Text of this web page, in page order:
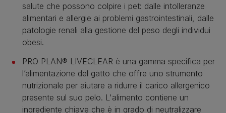
salute che possono colpire i pet: dalle intolleranze
alimentari e allergie ai problemi gastrointestinali, dalle
patologie renali alla gestione del peso degli individui
obesi.
PRO PLAN® LIVECLEAR è una gamma specifica per
l’alimentazione del gatto che offre uno strumento
nutrizionale per aiutare a ridurre il carico allergenico
presente sul suo pelo. L'alimento contiene un
ingrediente chiave che è in grado di neutralizzare